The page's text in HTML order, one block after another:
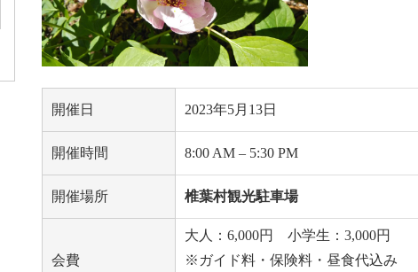
開催日 2023年5月13日
開催時間 8:00 AM – 5:30 PM
開催場所 椎葉村観光駐車場
会費
大人：6,000円 小学生：3,000円
※ガイド料・保険料・昼食代込み